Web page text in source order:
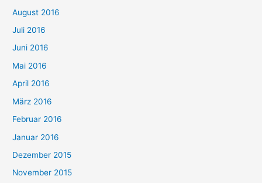
August 2016
Juli 2016
Juni 2016
Mai 2016
April 2016
März 2016
Februar 2016
Januar 2016
Dezember 2015
November 2015